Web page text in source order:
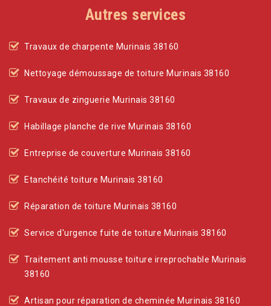
Autres services
Travaux de charpente Murinais 38160
Nettoyage démoussage de toiture Murinais 38160
Travaux de zinguerie Murinais 38160
Habillage planche de rive Murinais 38160
Entreprise de couverture Murinais 38160
Etanchéité toiture Murinais 38160
Réparation de toiture Murinais 38160
Service d'urgence fuite de toiture Murinais 38160
Traitement anti mousse toiture irreprochable Murinais
38160
Artisan pour réparation de cheminée Murinais 38160